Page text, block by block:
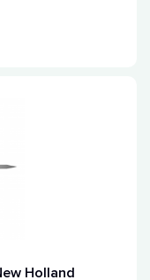
Holland